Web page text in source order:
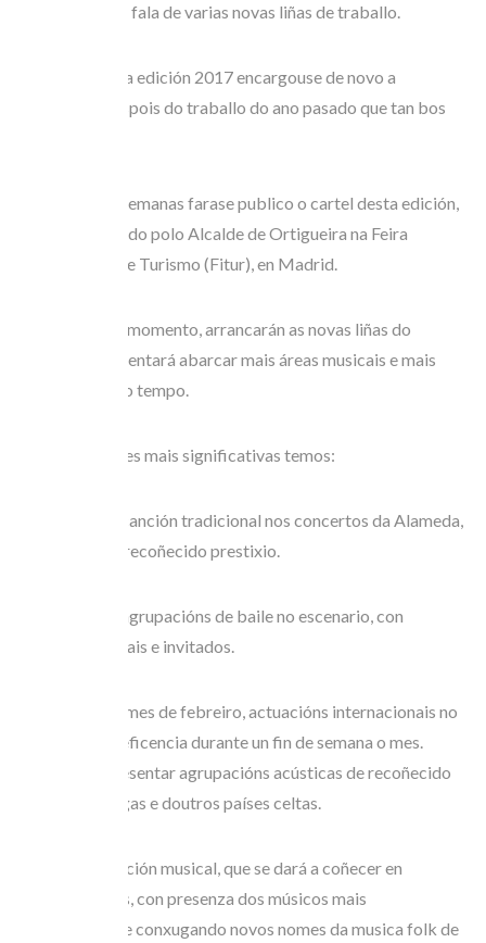
A organización fala de varias novas liñas de traballo.
O cartel de esta edición 2017 encargouse de novo a
Reizentolo, despois do traballo do ano pasado que tan bos
Nas vindeiras semanas farase publico o cartel desta edición,
e será presentado polo Alcalde de Ortigueira na Feira
Internacional de Turismo (Fitur), en Madrid.
A partir de ese momento, arrancarán as novas liñas do
festival, que intentará abarcar mais áreas musicais e mais
permanencia no tempo.
Como novidades mais significativas temos:
– presenza de canción tradicional nos concertos da Alameda,
con grupos de recoñecido prestixio.
– presenza de agrupacións de baile no escenario, con
formacións locais e invitados.
– a partires do mes de febreiro, actuacións internacionais no
Teatro da Beneficencia durante un fin de semana o mes.
Intentarase presentar agrupacións acústicas de recoñecido
prestixio, galegas e doutros países celtas.
– e a programación musical, que se dará a coñecer en
próximas datas, con presenza dos músicos mais
internacionais e conxugando novos nomes da musica folk de